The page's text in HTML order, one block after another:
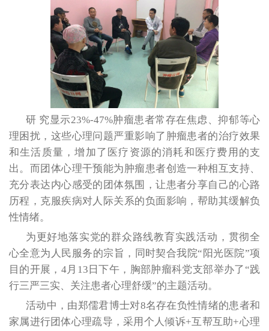
研 究显示23%-47%肿瘤患者常存在焦虑、抑郁等心
理困扰，这些心理问题严重影响了肿瘤患者的治疗效果
和生活质量，增加了医疗资源的消耗和医疗费用的支
出。而团体心理干预能为肿瘤患者创造一种相互支持、
充分表达内心感受的团体氛围，让患者分享自己的心路
历程，克服疾病对人际关系的负面影响，帮助其缓解负
性情绪。
为更好地落实党的群众路线教育实践活动，贯彻全
心全意为人民服务的宗旨，同时契合我院“阳光医院”项
目的开展，4月13日下午，胸部肿瘤科党支部举办了“践
行三严三实、关注患者心理舒缓”的主题活动。
活动中，由郑儒君博士对8名存在负性情绪的患者和
家属进行团体心理疏导，采用个人倾诉+互帮互助+心理